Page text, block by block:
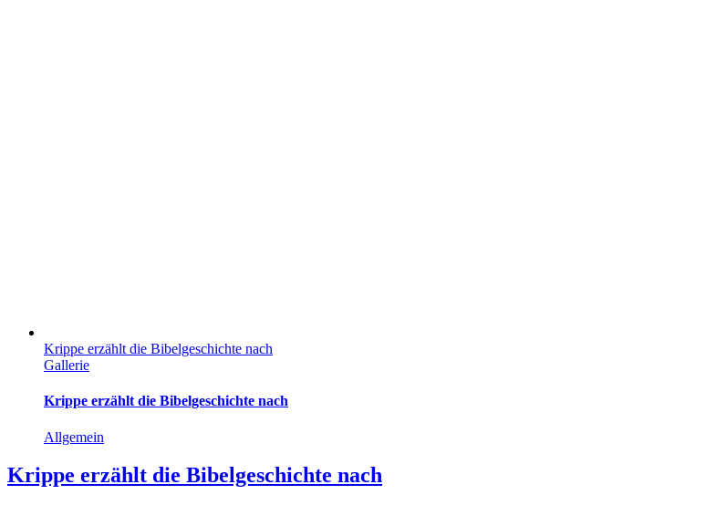
Krippe erzählt die Bibelgeschichte nach
Gallerie
Krippe erzählt die Bibelgeschichte nach
Allgemein
Krippe erzählt die Bibelgeschichte nach